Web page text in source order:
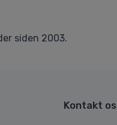
siden 2003.
Kontakt os